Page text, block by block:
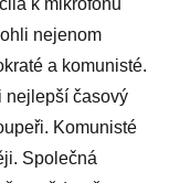
k mikrofonu
nejenom
a komunisté.
nejlepší časový
Komunisté
Společná